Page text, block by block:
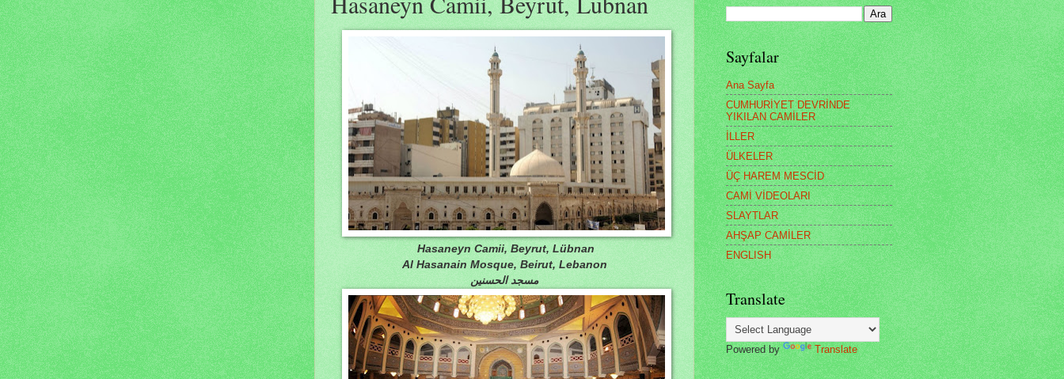
Hasaneyn Camii, Beyrut, Lübnan
Al Hasanain Mosque, Beirut, Lebanon
مسجد الحسنين
Sayfalar
Ana Sayfa
CUMHURİYET DEVRİNDE
YIKILAN CAMİLER
İLLER
ÜLKELER
ÜÇ HAREM MESCİD
CAMİ VİDEOLARI
SLAYTLAR
AHŞAP CAMİLER
ENGLISH
Translate
Powered by Translate